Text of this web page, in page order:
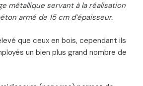
métallique servant à la réalisation
armé de 15 cm d’épaisseur.
que ceux en bois, cependant ils
un bien plus grand nombre de